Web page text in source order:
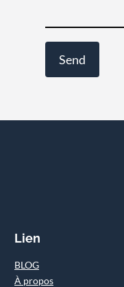
Lien
BLOG
À propos